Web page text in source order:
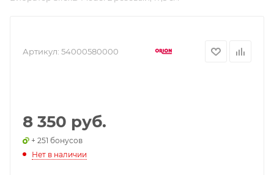
Артикул: 54000580000
8 350 руб.
+ 251 бонусов
Нет в наличии